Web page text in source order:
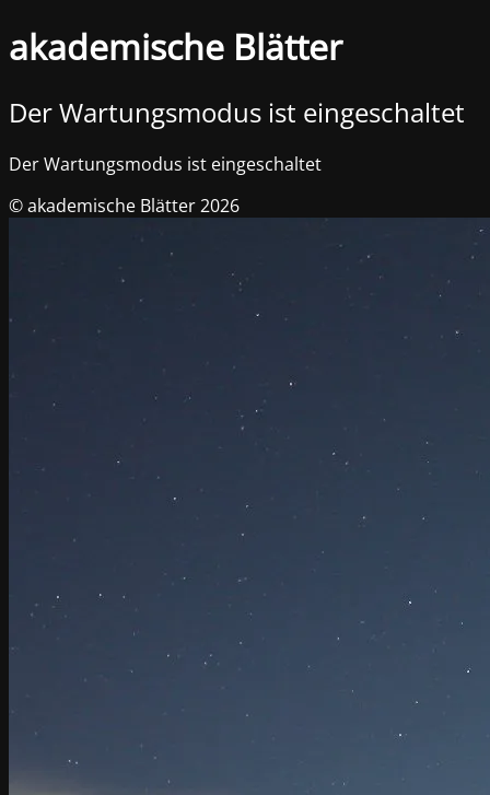
akademische Blätter
Der Wartungsmodus ist eingeschaltet
Der Wartungsmodus ist eingeschaltet
© akademische Blätter 2026